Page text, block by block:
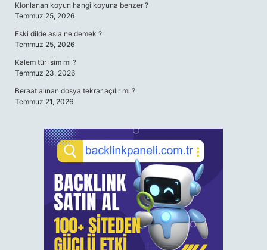
Klonlanan koyun hangi koyuna benzer ?
Temmuz 25, 2026
Eski dilde asla ne demek ?
Temmuz 25, 2026
Kalem tür isim mi ?
Temmuz 23, 2026
Beraat alınan dosya tekrar açılır mı ?
Temmuz 21, 2026